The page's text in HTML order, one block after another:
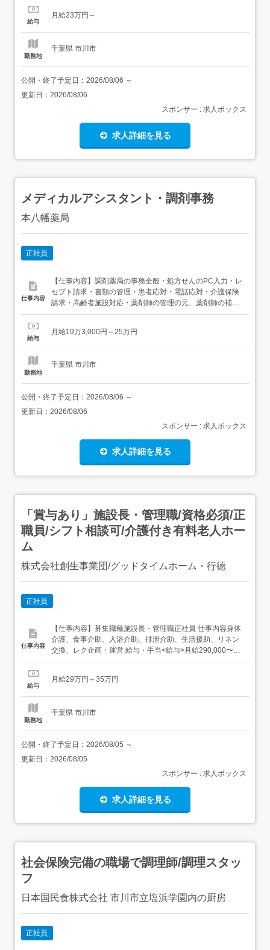
さい。受付用のマニュアルも完備しています。医院の
給与
月給23万円～
勤務地
千葉県 市川市
公開・終了予定日： 2026/08/06 ～
更新日： 2026/08/06
スポンサー : 求人ボックス
求人詳細を見る
メディカルアシスタント・調剤事務
本八幡薬局
正社員
仕事内容
【仕事内容】調剤薬局の事務全般・処方せんのPC入力・レ
セプト請求・書類の管理・患者応対・電話応対・介護保険
請求・高齢者施設対応・薬剤師の管理の元、薬剤師の補助
業務・社用車(軽自動車)の運転 高齢者施設等へ行っていた
ただきます。 【経験・資格】<応募要件>普通自動車運転免
給与
月給19万3,000円～25万円
勤務地
千葉県 市川市
公開・終了予定日： 2026/08/06 ～
更新日： 2026/08/06
スポンサー : 求人ボックス
求人詳細を見る
「賞与あり」施設長・管理職/資格必須/正
職員/シフト相談可/介護付き有料老人ホー
ム
株式会社創生事業団/グッドタイムホーム・行徳
正社員
仕事内容
【仕事内容】募集職種施設長・管理職正社員 仕事内容身体
介護、食事介助、入浴介助、排泄介助、生活援助、リネン
交換、レク企画・運営 給与・手当<給与>月給290,000〜
350,000円<基本給>200,000〜215,000円<手当>交通費支
福祉士:15,000円/月処遇改善手当:40,000円/月...
給与
月給29万円～35万円
勤務地
千葉県 市川市
公開・終了予定日： 2026/08/05 ～
更新日： 2026/08/05
スポンサー : 求人ボックス
求人詳細を見る
社会保険完備の職場で調理師/調理スタッ
フ
日本国民食株式会社 市川市立塩浜学園内の厨房
正社員